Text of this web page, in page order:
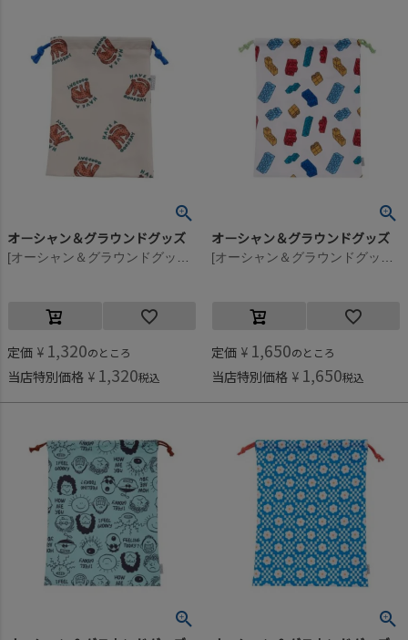
オーシャン＆グラウンドグッズ
定価 ¥ 1,320のところ
当店特別価格 ¥ 1,320税込
オーシャン＆グラウンドグッズ
定価 ¥ 1,650のところ
当店特別価格 ¥ 1,650税込